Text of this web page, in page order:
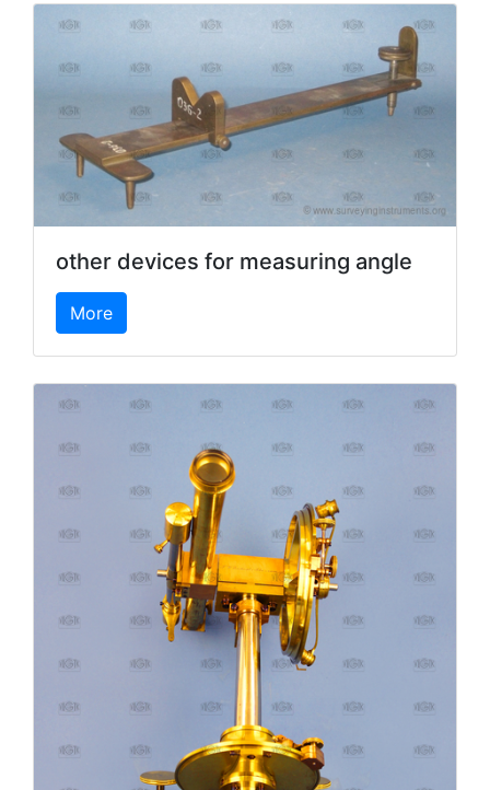
other devices for measuring angle
More